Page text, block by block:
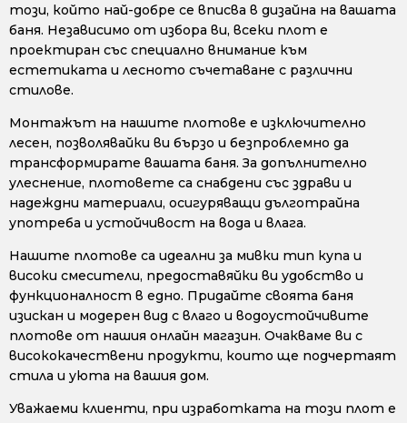
този, който най-добре се вписва в дизайна на вашата
баня. Независимо от избора ви, всеки плот е
проектиран със специално внимание към
естетиката и лесното съчетаване с различни
стилове.
Монтажът на нашите плотове е изключително
лесен, позволявайки ви бързо и безпроблемно да
трансформирате вашата баня. За допълнително
улеснение, плотовете са снабдени със здрави и
надеждни материали, осигуряващи дълготрайна
употреба и устойчивост на вода и влага.
Нашите плотове са идеални за мивки тип купа и
високи смесители, предоставяйки ви удобство и
функционалност в едно. Придайте своята баня
изискан и модерен вид с влаго и водоустойчивите
плотове от нашия онлайн магазин. Очакваме ви с
висококачествени продукти, които ще подчертаят
стила и уюта на вашия дом.
Уважаеми клиенти, при изработката на този плот е